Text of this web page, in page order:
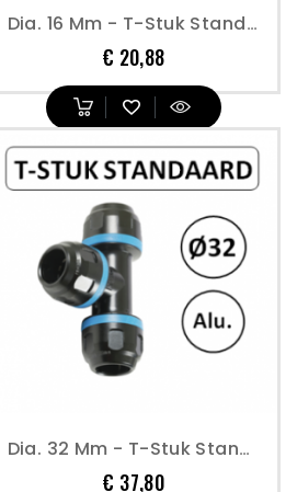
Dia. 16 Mm - T-Stuk Standaard - Prevost
€ 20,88Prijs
Dia. 32 Mm - T-Stuk Standaard - Prevost
€ 37,80Prijs